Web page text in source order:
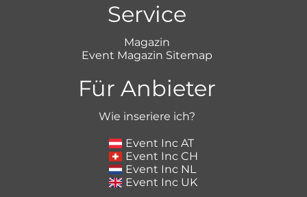
Service
Magazin
Event Magazin Sitemap
Für Anbieter
Wie inseriere ich?
Event Inc AT
Event Inc CH
Event Inc NL
Event Inc UK